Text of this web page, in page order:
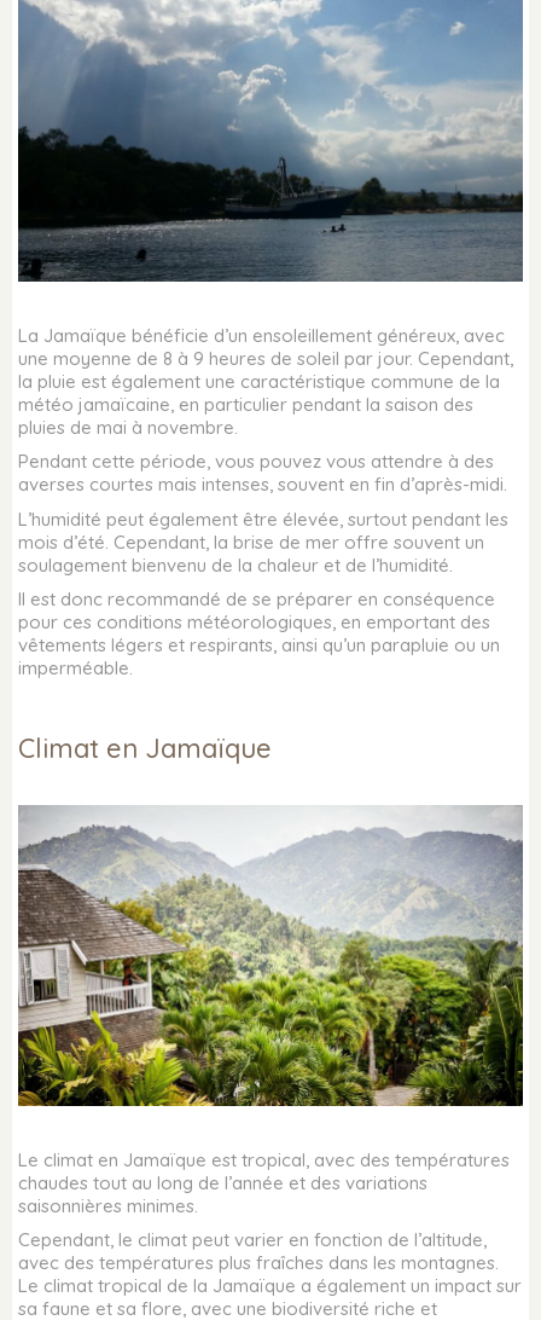
La Jamaïque bénéficie d’un ensoleillement généreux, avec
une moyenne de 8 à 9 heures de soleil par jour. Cependant,
la pluie est également une caractéristique commune de la
météo jamaïcaine, en particulier pendant la saison des
pluies de mai à novembre.
Pendant cette période, vous pouvez vous attendre à des
averses courtes mais intenses, souvent en fin d’après-midi.
L’humidité peut également être élevée, surtout pendant les
mois d’été. Cependant, la brise de mer offre souvent un
soulagement bienvenu de la chaleur et de l’humidité.
Il est donc recommandé de se préparer en conséquence
pour ces conditions météorologiques, en emportant des
vêtements légers et respirants, ainsi qu’un parapluie ou un
imperméable.
Climat en Jamaïque
Le climat en Jamaïque est tropical, avec des températures
chaudes tout au long de l’année et des variations
saisonnières minimes.
Cependant, le climat peut varier en fonction de l’altitude,
avec des températures plus fraîches dans les montagnes.
Le climat tropical de la Jamaïque a également un impact sur
sa faune et sa flore, avec une biodiversité riche et